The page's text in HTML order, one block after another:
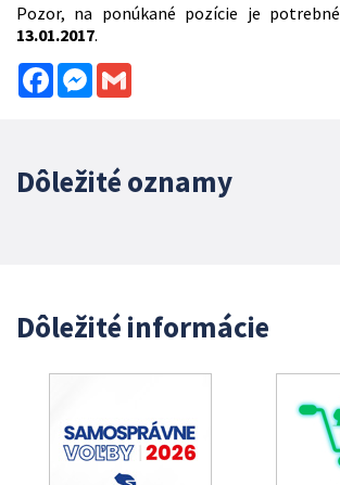
Pozor, na ponúkané pozície je potrebné
13.01.2017.
FacebookMessenger
Dôležité oznamy
Dôležité informácie